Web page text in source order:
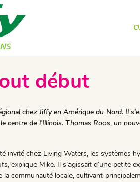
début
chez Jiffy en Amérique du Nord. Il
centre de l’Illinois. Thomas Roos, un
invité chez Living Waters, les systèmes
explique Mike. Il s’agissait d’une petite
la communauté locale, cultivant